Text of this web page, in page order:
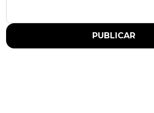
PUBLICAR